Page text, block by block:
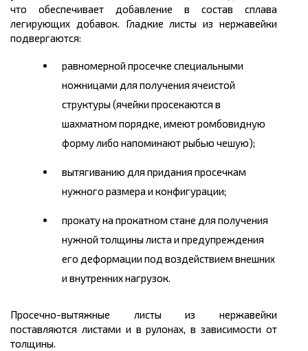
что обеспечивает добавление в состав сплава
легирующих добавок. Гладкие листы из нержавейки
подвергаются:
равномерной просечке специальными
ножницами для получения ячеистой
структуры (ячейки просекаются в
шахматном порядке, имеют ромбовидную
форму либо напоминают рыбью чешую);
вытягиванию для придания просечкам
нужного размера и конфигурации;
прокату на прокатном стане для получения
нужной толщины листа и предупреждения
его деформации под воздействием внешних
и внутренних нагрузок.
Просечно-вытяжные листы из нержавейки
поставляются листами и в рулонах, в зависимости от
толщины.